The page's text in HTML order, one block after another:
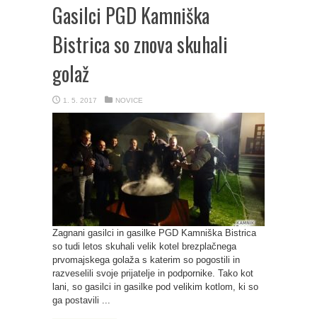
Gasilci PGD Kamniška
Bistrica so znova skuhali
golaž
1. 5. 2017 NOVICE
Zagnani gasilci in gasilke PGD Kamniška Bistrica
so tudi letos skuhali velik kotel brezplačnega
prvomajskega golaža s katerim so pogostili in
razveselili svoje prijatelje in podpornike. Tako kot
lani, so gasilci in gasilke pod velikim kotlom, ki so
ga postavili ...